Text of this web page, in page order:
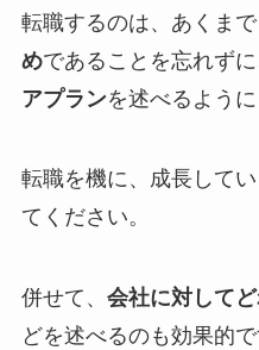
転職するのは、あくまで
めであることを忘れずに
アプランを述べるように
転職を機に、成長して
てください。
併せて、 会社に対して
どを述べるのも効果的で